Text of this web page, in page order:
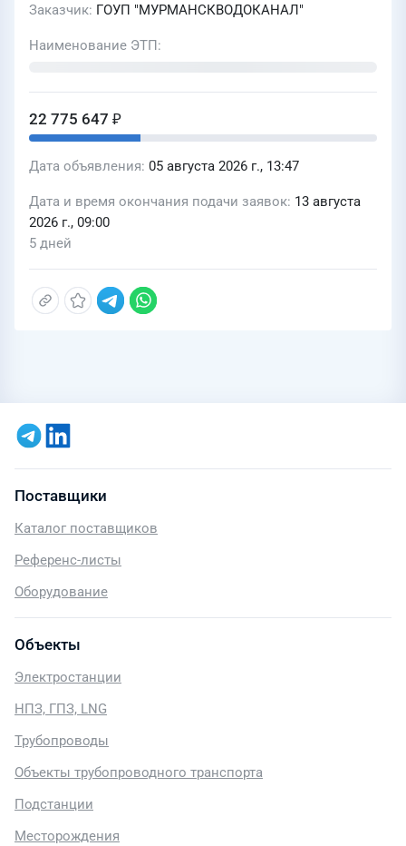
Заказчик ГОУП "МУРМАНСКВОДОКАНАЛ"
Наименование ЭТП
22 775 647 ₽
Дата объявления 05 августа 2026 г., 13:47
Дата и время окончания подачи заявок 13 августа
2026 г., 09:00
5 дней
Поставщики
Каталог поставщиков
Референс-листы
Оборудование
Объекты
Электростанции
НПЗ, ГПЗ, LNG
Трубопроводы
Объекты трубопроводного транспорта
Подстанции
Месторождения